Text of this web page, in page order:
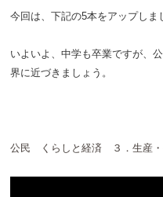
今回は、下記の5本をアップしま
いよいよ、中学も卒業ですが、
界に近づきましょう。
公民 くらしと経済 ３．生産